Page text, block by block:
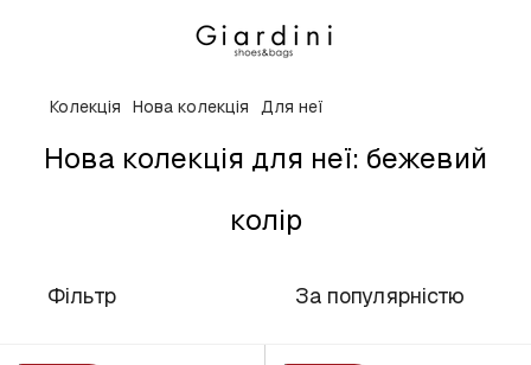
Колекція Нова колекція Для неї
Нова колекція для неї: бежевий
колір
Фільтр За популярністю